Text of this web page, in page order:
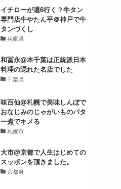
イチローが週6行く？牛タン
専門店牛やたん平＠神戸で牛
タンづくし
兵庫県
和冨永@本千葉は正統派日本
料理の隠れた名店でした
千葉県
味百仙@札幌で美味しんぼで
おなじみのじゃがいものバタ
ー煮でキメる
札幌市
大市@京都で人生はじめての
スッポンを頂きました。
京都府